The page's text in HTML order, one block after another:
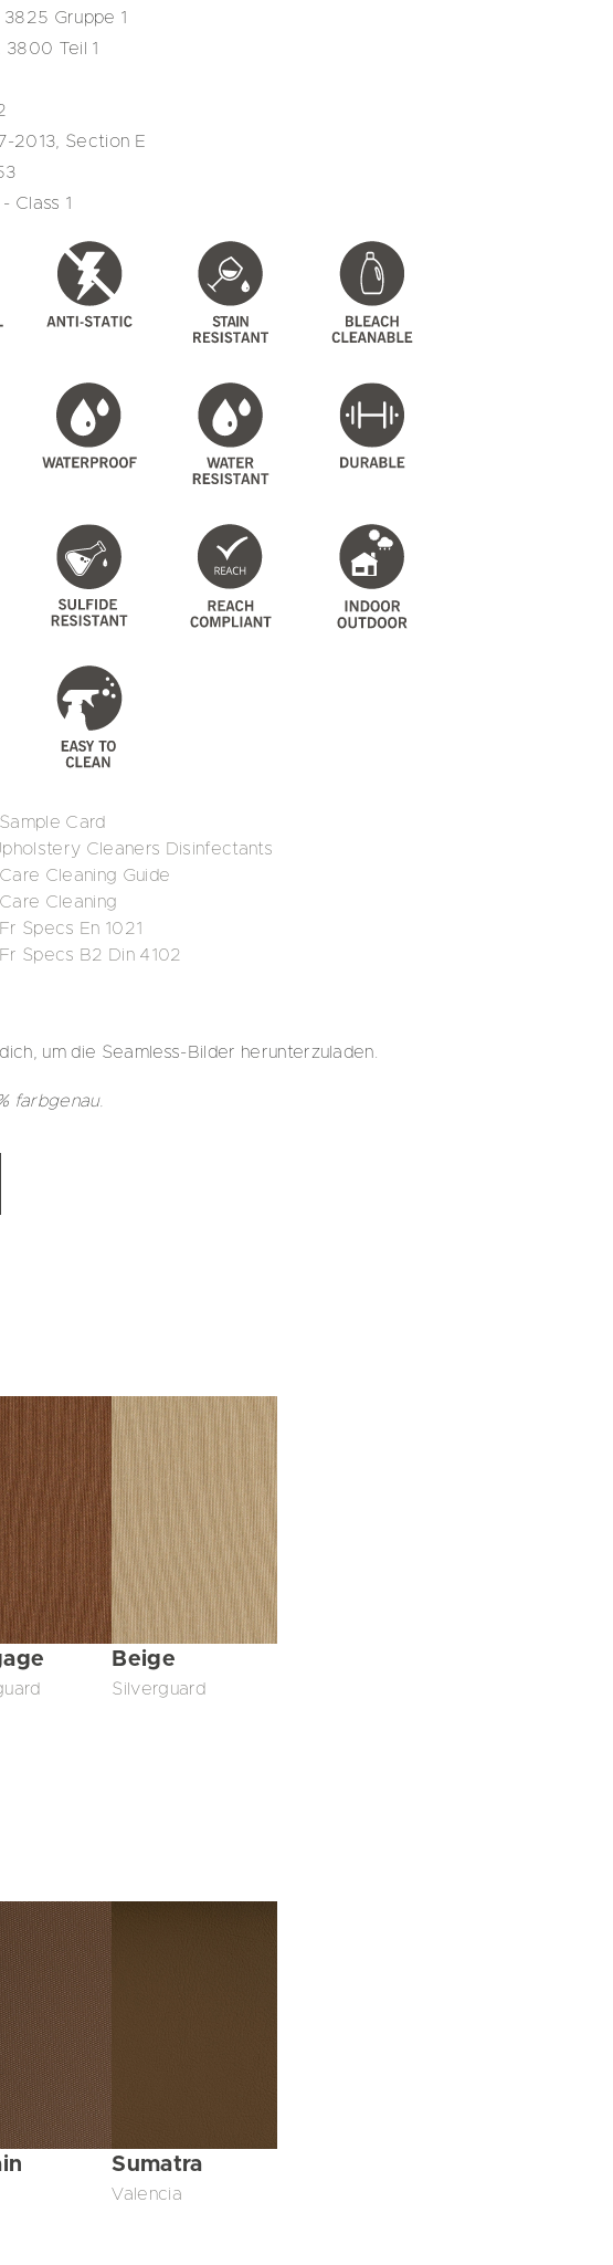
Gruppe 1
3800 Teil 1
2013, Section E
Class 1
Card
Cleaners Disinfectants
Cleaning Guide
Cleaning
Specs En 1021
Specs B2 Din 4102
dich, um die Seamless-Bilder herunterzuladen.
farbgenau.
Beige
Silverguard
Sumatra
Valencia